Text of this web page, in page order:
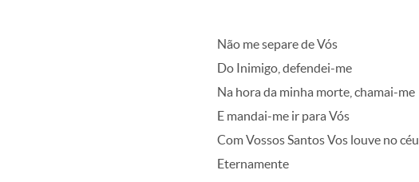
Não me separe de Vós
Do Inimigo, defendei-me
Na hora da minha morte, chamai-me
E mandai-me ir para Vós
Com Vossos Santos Vos louve no céu
Eternamente